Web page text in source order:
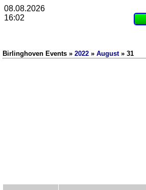
Birlinghoven Events » 2022 » August» 31
08.08.2026
16:02